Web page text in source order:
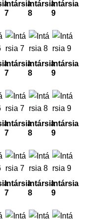
Intársia
7
Intársia
8
Intársia
9
Intársia
7
Intársia
8
Intársia
9
Intársia
7
Intársia
8
Intársia
9
Intársia
7
Intársia
8
Intársia
9